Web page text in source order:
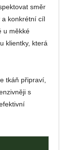
směr
a konkrétní cíl
u měkké
klientky, která
tkáň připraví,
s